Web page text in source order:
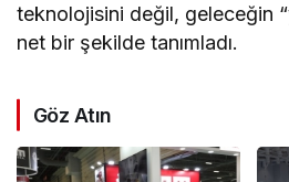
teknolojisini değil, geleceğin
net bir şekilde tanımladı.
Göz Atın